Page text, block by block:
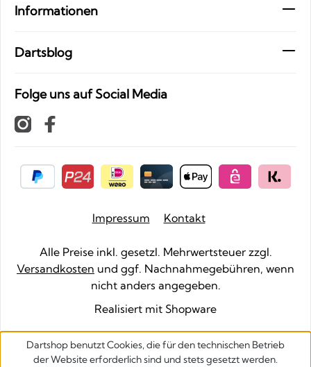
Informationen
Dartsblog
Folge uns auf Social Media
Impressum Kontakt
Alle Preise inkl. gesetzl. Mehrwertsteuer zzgl.
Versandkosten und ggf. Nachnahmegebühren, wenn
nicht anders angegeben.
Realisiert mit Shopware
Dartshop benutzt Cookies, die für den technischen Betrieb
der Website erforderlich sind und stets gesetzt werden.